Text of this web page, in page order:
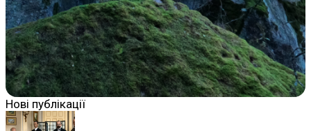
Нові публікації